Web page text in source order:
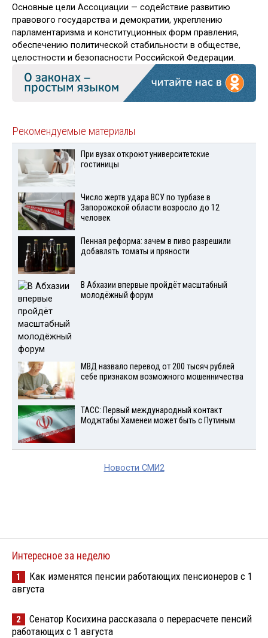
Основные цели Ассоциации — содействие развитию
правового государства и демократии, укреплению
парламентаризма и конституционных форм правления,
обеспечению политической стабильности в обществе,
целостности и безопасности Российской Федерации.
Рекомендуемые материалы
При вузах откроют университетские
гостиницы
Число жертв удара ВСУ по турбазе в
Запорожской области возросло до 12
человек
Пенная реформа: зачем в пиво разрешили
добавлять томаты и пряности
В Абхазии впервые пройдёт масштабный
молодёжный форум
МВД назвало перевод от 200 тысяч рублей
себе признаком возможного мошенничества
ТАСС: Первый международный контакт
Моджтабы Хаменеи может быть с Путиным
Новости СМИ2
Интересное за неделю
1
Как изменятся пенсии работающих пенсионеров с 1
августа
2
Сенатор Косихина рассказала о перерасчете пенсий
работающих с 1 августа